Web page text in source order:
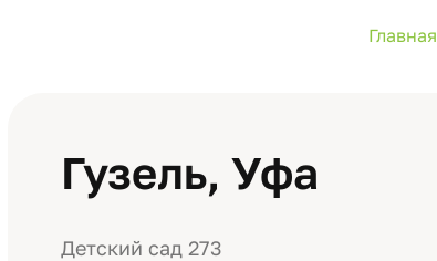
Главная
Гузель, Уфа
Детский сад 273